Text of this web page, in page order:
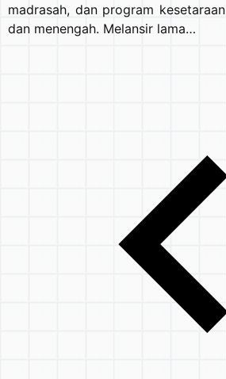
madrasah, dan program
dan menengah. Melansir lama…